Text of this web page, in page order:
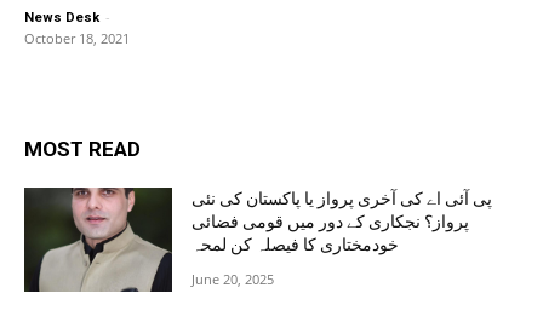
News Desk -
October 18, 2021
MOST READ
پی آئی اے کی آخری پرواز یا پاکستان کی نئی
پرواز؟ نجکاری کے دور میں قومی فضائی
خودمختاری کا فیصلہ کن لمحہ
June 20, 2025